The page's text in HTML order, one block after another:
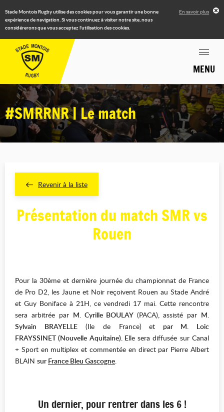
Stade Montois Rugby utilise des cookies pour vous garantir une bonne
expérience de navigation. Si vous continuez à visiter notre site, nous
considérerons que vous acceptez l'utilisation des cookies.
En savoir plus
MENU
#SMRRNR | Le match
Revenir à la liste
Présentation du match SMR vs
Rouen
Pour la 30ème et dernière journée du championnat de France
de Pro D2, les Jaune et Noir reçoivent Rouen au Stade André
et Guy Boniface à 21H, ce vendredi 17 mai. Cette rencontre
sera arbitrée par M. Cyrille BOULAY(PACA),assisté par M.
Sylvain BRAYELLE(Ile de France) et par M. Loic
FRAYSSINET (Nouvelle Aquitaine).Elle sera diffusée sur Canal
+ Sport en multiplex et commentée en direct par Pierre Albert
BLAIN sur France Bleu Gascogne.
Un dernier, pour rentrer dans les 6 !